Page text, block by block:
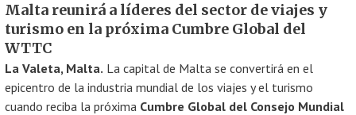
Malta reunirá a líderes del sector de viajes y
turismo en la próxima Cumbre Global del
WTTC
La Valeta, Malta. La capital de Malta se convertirá en el
epicentro de la industria mundial de los viajes y el turismo
cuando reciba la próxima Cumbre Global del Consejo Mundial